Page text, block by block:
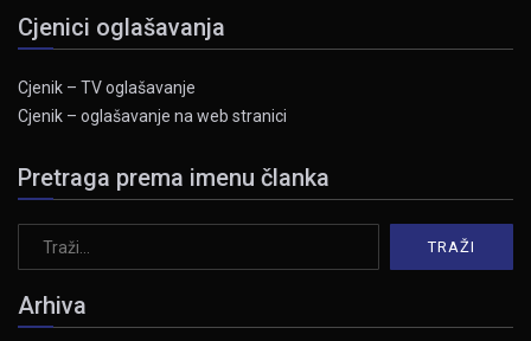
Cjenici oglašavanja
Cjenik – TV oglašavanje
Cjenik – oglašavanje na web stranici
Pretraga prema imenu članka
Arhiva